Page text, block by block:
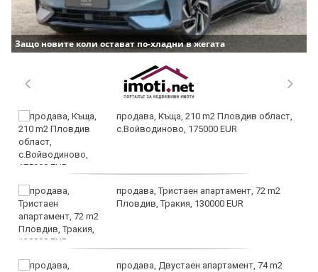
Защо новите коли остават по-хладни в жегата
продава, Къща, 210 m2 Пловдив област,
с.Войводиново, 175000 EUR
продава, Тристаен апартамент, 72 m2
Пловдив, Тракия, 130000 EUR
продава, Двустаен апартамент, 74 m2